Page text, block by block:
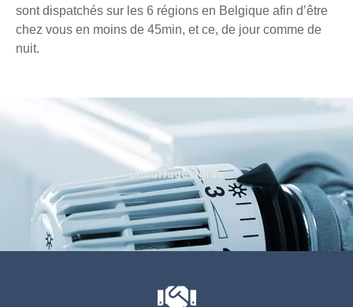
sont dispatchés sur les 6 régions en Belgique afin d’être
chez vous en moins de 45min, et ce, de jour comme de
nuit.
Chauffage agréé